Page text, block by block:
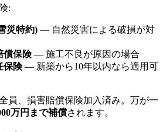
:
災特約) — 自然災害による破損が対
償保険— 施工不良が原因の場合
保険— 新築から10年以内なら適用可
員、損害賠償保険加入済み。万が一
万円まで補償されます。